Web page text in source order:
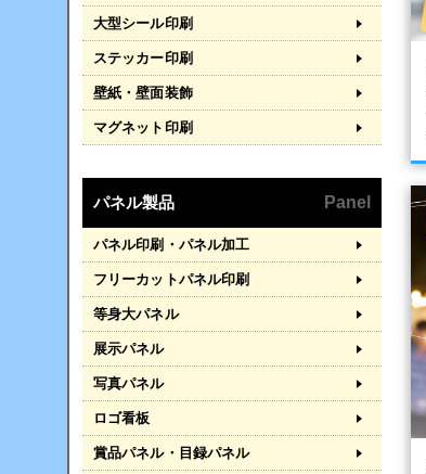
大型シール印刷
ステッカー印刷
壁紙・壁面装飾
マグネット印刷
パネル製品 Panel
パネル印刷・パネル加工
フリーカットパネル印刷
等身大パネル
展示パネル
写真パネル
ロゴ看板
賞品パネル・目録パネル